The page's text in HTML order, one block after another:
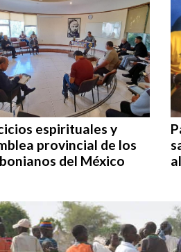
espirituales y
provincial de los
del México